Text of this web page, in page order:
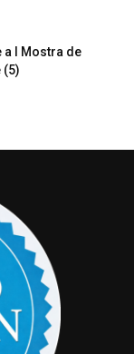
a I Mostra de
(5)